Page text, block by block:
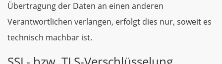
Übertragung der Daten an einen anderen
Verantwortlichen verlangen, erfolgt dies nur, soweit es
technisch machbar ist.